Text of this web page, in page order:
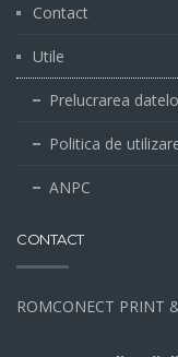
Contact
Utile
Prelucrarea
Politica de
ANPC
CONTACT
ROMCONECT PRINT